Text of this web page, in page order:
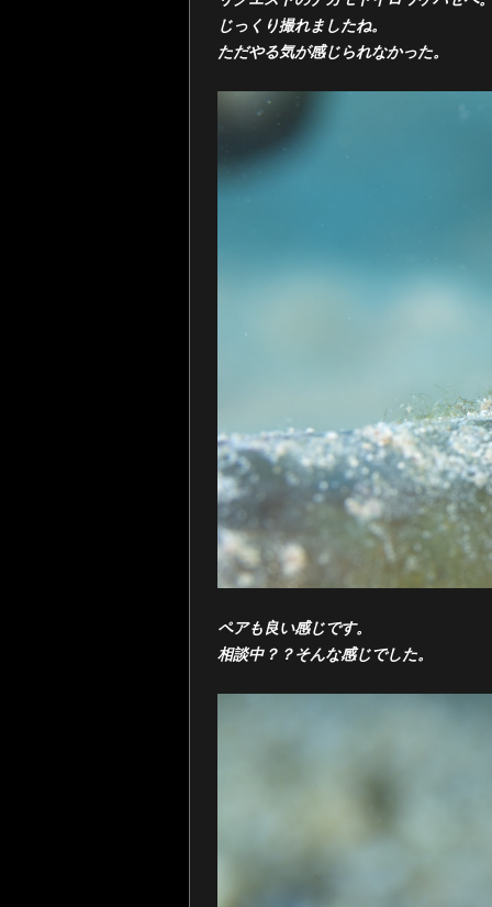
じっくり撮れましたね。
ただやる気が感じられなかった。
ペアも良い感じです。
相談中？？そんな感じでした。